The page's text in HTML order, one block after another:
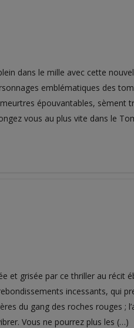
dans le mille avec cette
emblématiques des
épouvantables, sèment
vous au plus vite dans le
et grisée par ce thriller au
incessants, qui
du gang des roches rouges ;
Vous ne pourrez plus les (…)